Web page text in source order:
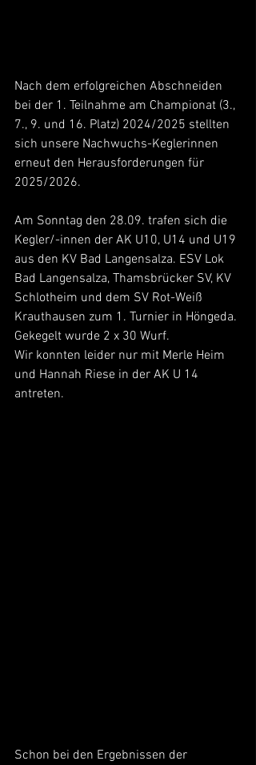
Nach dem erfolgreichen Abschneiden
bei der 1. Teilnahme am Championat (3.,
7., 9. und 16. Platz) 2024/2025 stellten
sich unsere Nachwuchs-Keglerinnen
erneut den Herausforderungen für
2025/2026.
Am Sonntag den 28.09. trafen sich die
Kegler/-innen der AK U10, U14 und U19
aus den KV Bad Langensalza. ESV Lok
Bad Langensalza, Thamsbrücker SV, KV
Schlotheim und dem SV Rot-Weiß
Krauthausen zum 1. Turnier in Höngeda.
Gekegelt wurde 2 x 30 Wurf.
Wir konnten leider nur mit Merle Heim
und Hannah Riese in der AK U 14
antreten.
Schon bei den Ergebnissen der